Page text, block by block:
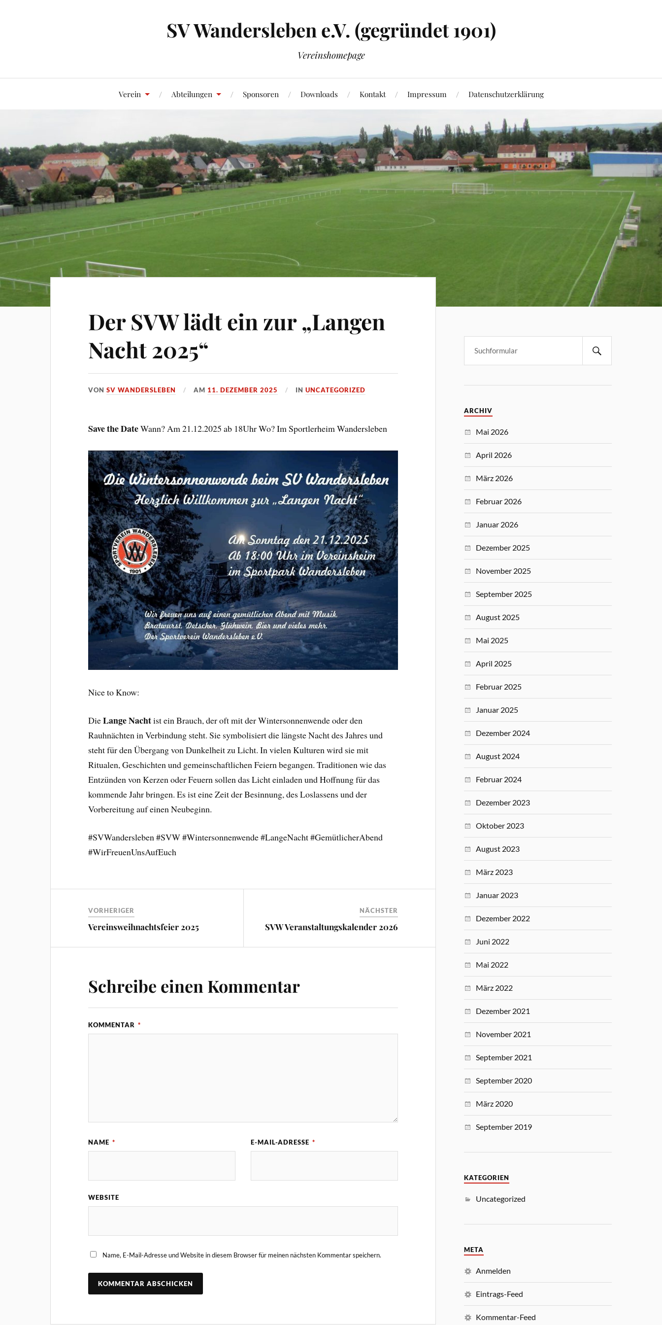
SV Wandersleben e.V. (gegründet 1901)
Vereinshomepage
Verein Abteilungen Sponsoren Downloads Kontakt Impressum Datenschutzerklärung
Der SVW lädt ein zur „Langen
Nacht 2025“
VONSV WANDERSLEBEN AM 11. DEZEMBER 2025 INUNCATEGORIZED
Save the DateWann? Am 21.12.2025 ab 18Uhr Wo? Im Sportlerheim Wandersleben
Nice to Know:
DieLange Nachtist ein Brauch, der oft mit der Wintersonnenwende oder den
Rauhnächten in Verbindung steht. Sie symbolisiert die längste Nacht des Jahres und
steht für den Übergang von Dunkelheit zu Licht. In vielen Kulturen wird sie mit
Ritualen, Geschichten und gemeinschaftlichen Feiern begangen. Traditionen wie das
Entzünden von Kerzen oder Feuern sollen das Licht einladen und Hoffnung für das
kommende Jahr bringen. Es ist eine Zeit der Besinnung, des Loslassens und der
Vorbereitung auf einen Neubeginn.
#SVWandersleben #SVW #Wintersonnenwende #LangeNacht #GemütlicherAbend
#WirFreuenUnsAufEuch
VORHERIGER
Vereinsweihnachtsfeier 2025
NÄCHSTER
SVW Veranstaltungskalender 2026
Schreibe einen Kommentar
KOMMENTAR *
NAME * E-MAIL-ADRESSE *
WEBSITE
Name, E-Mail-Adresse und Website in diesem Browser für meinen nächsten Kommentar speichern.
ARCHIV
Mai 2026
April 2026
März 2026
Februar 2026
Januar 2026
Dezember 2025
November 2025
September 2025
August 2025
Mai 2025
April 2025
Februar 2025
Januar 2025
Dezember 2024
August 2024
Februar 2024
Dezember 2023
Oktober 2023
August 2023
März 2023
Januar 2023
Dezember 2022
Juni 2022
Mai 2022
März 2022
Dezember 2021
November 2021
September 2021
September 2020
März 2020
September 2019
KATEGORIEN
Uncategorized
META
Anmelden
Eintrags-Feed
Kommentar-Feed